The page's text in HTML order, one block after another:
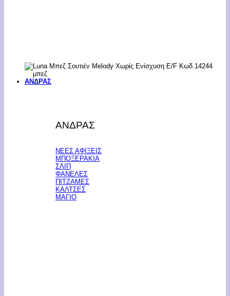
ΑΝΔΡΑΣ
ΑΝΔΡΑΣ
ΝΕΕΣ ΑΦΙΞΕΙΣ
ΜΠΟΞΕΡΑΚΙΑ
ΣΛΙΠ
ΦΑΝΕΛΕΣ
ΠΙΤΖΑΜΕΣ
ΚΑΛΤΣΕΣ
ΜΑΓΙΟ